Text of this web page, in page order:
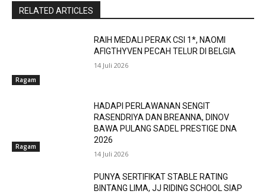
RELATED ARTICLES
Ragam
RAIH MEDALI PERAK CSI 1*, NAOMI
AFIGTHYVEN PECAH TELUR DI BELGIA
14 Juli 2026
Ragam
HADAPI PERLAWANAN SENGIT
RASENDRIYA DAN BREANNA, DINOV
BAWA PULANG SADEL PRESTIGE DNA
2026
14 Juli 2026
PUNYA SERTIFIKAT STABLE RATING
BINTANG LIMA, JJ RIDING SCHOOL SIAP